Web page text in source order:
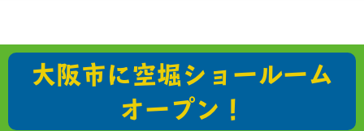
大阪市に空堀ショールーム
オープン！